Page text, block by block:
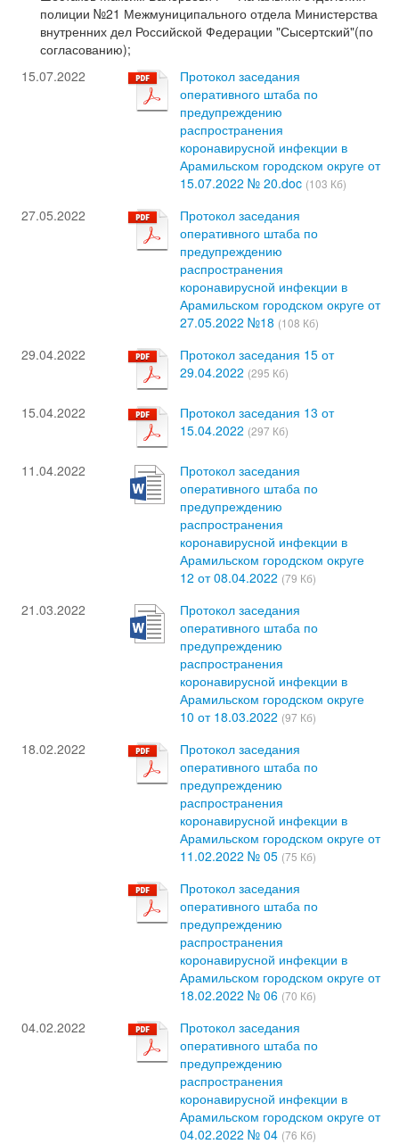
полиции №21 Межмуниципального отдела Министерства
внутренних дел Российской Федерации "Сысертский"(по
согласованию);
15.07.2022
Протокол заседания
оперативного штаба по
предупреждению
распространения
коронавирусной инфекции в
Арамильском городском округе от
15.07.2022 № 20.doc (103 Кб)
27.05.2022
Протокол заседания
оперативного штаба по
предупреждению
распространения
коронавирусной инфекции в
Арамильском городском округе от
27.05.2022 №18 (108 Кб)
29.04.2022
Протокол заседания 15 от
29.04.2022 (295 Кб)
15.04.2022
Протокол заседания 13 от
15.04.2022 (297 Кб)
11.04.2022
Протокол заседания
оперативного штаба по
предупреждению
распространения
коронавирусной инфекции в
Арамильском городском округе
12 от 08.04.2022 (79 Кб)
21.03.2022
Протокол заседания
оперативного штаба по
предупреждению
распространения
коронавирусной инфекции в
Арамильском городском округе
10 от 18.03.2022 (97 Кб)
18.02.2022
Протокол заседания
оперативного штаба по
предупреждению
распространения
коронавирусной инфекции в
Арамильском городском округе от
11.02.2022 № 05 (75 Кб)
Протокол заседания
оперативного штаба по
предупреждению
распространения
коронавирусной инфекции в
Арамильском городском округе от
18.02.2022 № 06 (70 Кб)
04.02.2022
Протокол заседания
оперативного штаба по
предупреждению
распространения
коронавирусной инфекции в
Арамильском городском округе от
04.02.2022 № 04 (76 Кб)